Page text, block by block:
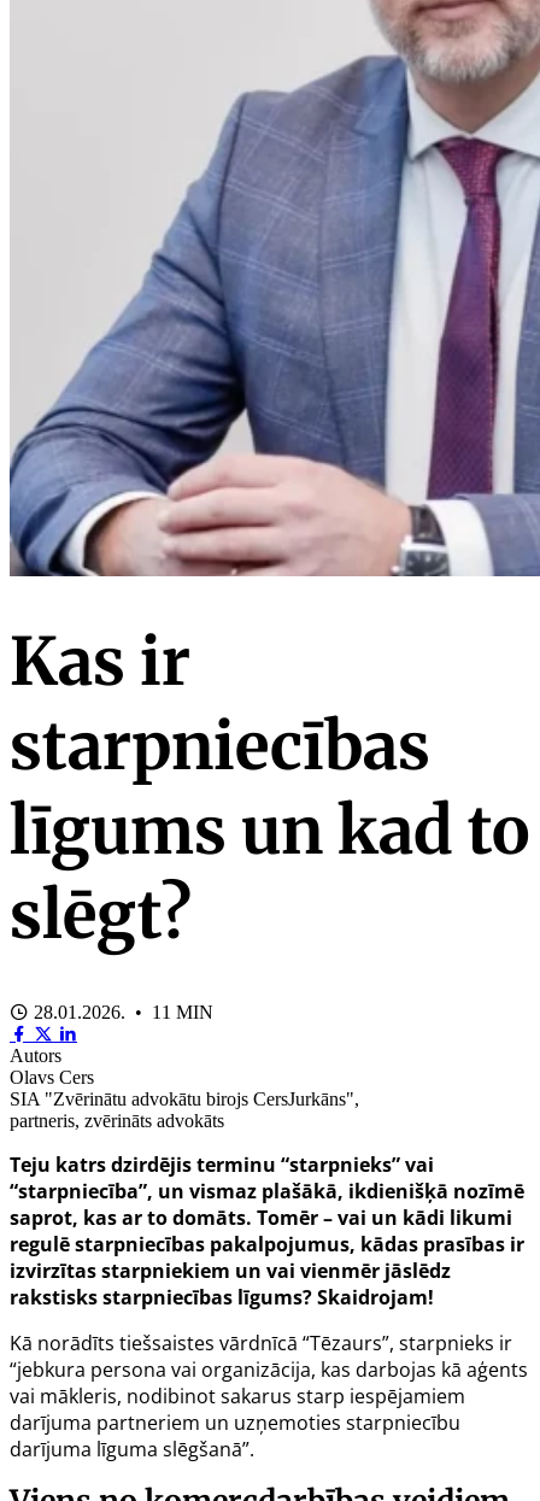
Kas ir
starpniecības
līgums un kad to
slēgt?
28.01.2026. • 11 MIN
Autors
Olavs Cers
SIA "Zvērinātu advokātu birojs CersJurkāns",
partneris, zvērināts advokāts
Teju katrs dzirdējis terminu “starpnieks” vai
“starpniecība”, un vismaz plašākā, ikdienišķā nozīmē
saprot, kas ar to domāts. Tomēr – vai un kādi likumi
regulē starpniecības pakalpojumus, kādas prasības ir
izvirzītas starpniekiem un vai vienmēr jāslēdz
rakstisks starpniecības līgums? Skaidrojam!
Kā norādīts tiešsaistes vārdnīcā “Tēzaurs”, starpnieks ir
“jebkura persona vai organizācija, kas darbojas kā aģents
vai mākleris, nodibinot sakarus starp iespējamiem
darījuma partneriem un uzņemoties starpniecību
darījuma līguma slēgšanā”.